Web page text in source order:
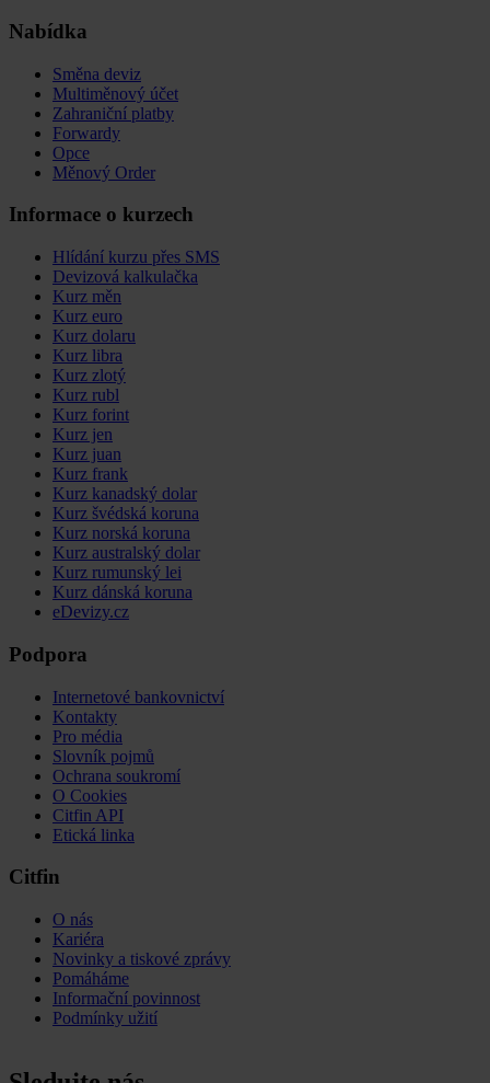
Nabídka
Směna deviz
Multiměnový účet
Zahraniční platby
Forwardy
Opce
Měnový Order
Informace o kurzech
Hlídání kurzu přes SMS
Devizová kalkulačka
Kurz měn
Kurz euro
Kurz dolaru
Kurz libra
Kurz zlotý
Kurz rubl
Kurz forint
Kurz jen
Kurz juan
Kurz frank
Kurz kanadský dolar
Kurz švédská koruna
Kurz norská koruna
Kurz australský dolar
Kurz rumunský lei
Kurz dánská koruna
eDevizy.cz
Podpora
Internetové bankovnictví
Kontakty
Pro média
Slovník pojmů
Ochrana soukromí
O Cookies
Citfin API
Etická linka
Citfin
O nás
Kariéra
Novinky a tiskové zprávy
Pomáháme
Informační povinnost
Podmínky užití